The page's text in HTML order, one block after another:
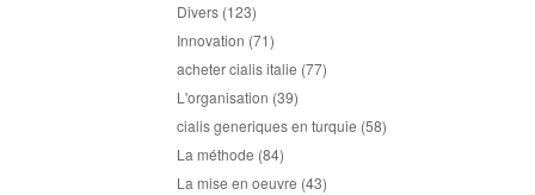
Divers (123)
Innovation (71)
acheter cialis italie (77)
L'organisation (39)
cialis generiques en turquie (58)
La méthode (84)
La mise en oeuvre (43)